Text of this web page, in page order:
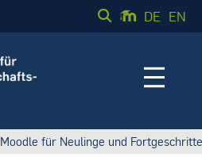
DE EN
Moodle für Neulinge und